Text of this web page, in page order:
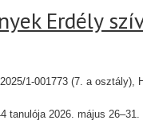
Erdély
1-001773 (7. a osztály),
tanulója 2026. május